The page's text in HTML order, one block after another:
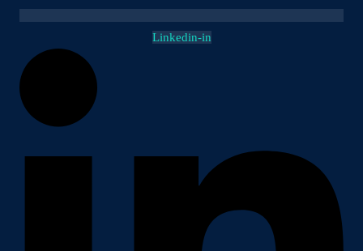
Linkedin-in